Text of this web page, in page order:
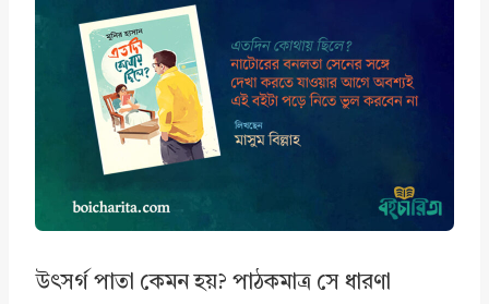
b
e
d
I
n
s
A
p
উৎসর্গ পাতা কেমন হয়? পাঠকমাত্র সে ধারণা